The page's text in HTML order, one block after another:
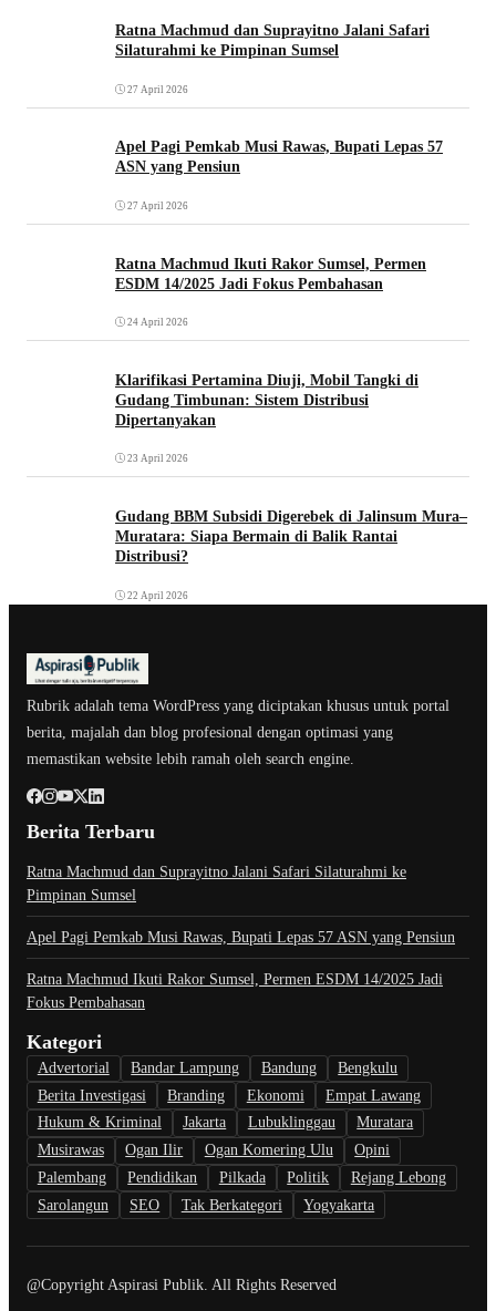
Ratna Machmud dan Suprayitno Jalani Safari
Silaturahmi ke Pimpinan Sumsel
27 April 2026
Apel Pagi Pemkab Musi Rawas, Bupati Lepas 57
ASN yang Pensiun
27 April 2026
Ratna Machmud Ikuti Rakor Sumsel, Permen
ESDM 14/2025 Jadi Fokus Pembahasan
24 April 2026
Klarifikasi Pertamina Diuji, Mobil Tangki di
Gudang Timbunan: Sistem Distribusi
Dipertanyakan
23 April 2026
Gudang BBM Subsidi Digerebek di Jalinsum Mura–
Muratara: Siapa Bermain di Balik Rantai
Distribusi?
22 April 2026
Rubrik adalah tema WordPress yang diciptakan khusus untuk portal
berita, majalah dan blog profesional dengan optimasi yang
memastikan website lebih ramah oleh search engine.
Berita Terbaru
Ratna Machmud dan Suprayitno Jalani Safari Silaturahmi ke
Pimpinan Sumsel
Apel Pagi Pemkab Musi Rawas, Bupati Lepas 57 ASN yang Pensiun
Ratna Machmud Ikuti Rakor Sumsel, Permen ESDM 14/2025 Jadi
Fokus Pembahasan
Kategori
Advertorial Bandar Lampung Bandung
Bengkulu
Berita Investigasi
Branding Ekonomi
Empat Lawang
Hukum & Kriminal
Jakarta Lubuklinggau
Muratara
Musirawas
Ogan Ilir Ogan Komering Ulu
Opini
Palembang
Pendidikan Pilkada Politik
Rejang Lebong
Sarolangun
SEO Tak Berkategori Yogyakarta
@Copyright Aspirasi Publik. All Rights Reserved